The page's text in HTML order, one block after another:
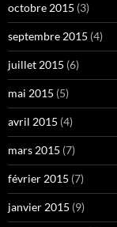
octobre 2015 (3)
septembre 2015 (4)
juillet 2015 (6)
mai 2015 (5)
avril 2015 (4)
mars 2015 (7)
février 2015 (7)
janvier 2015 (9)